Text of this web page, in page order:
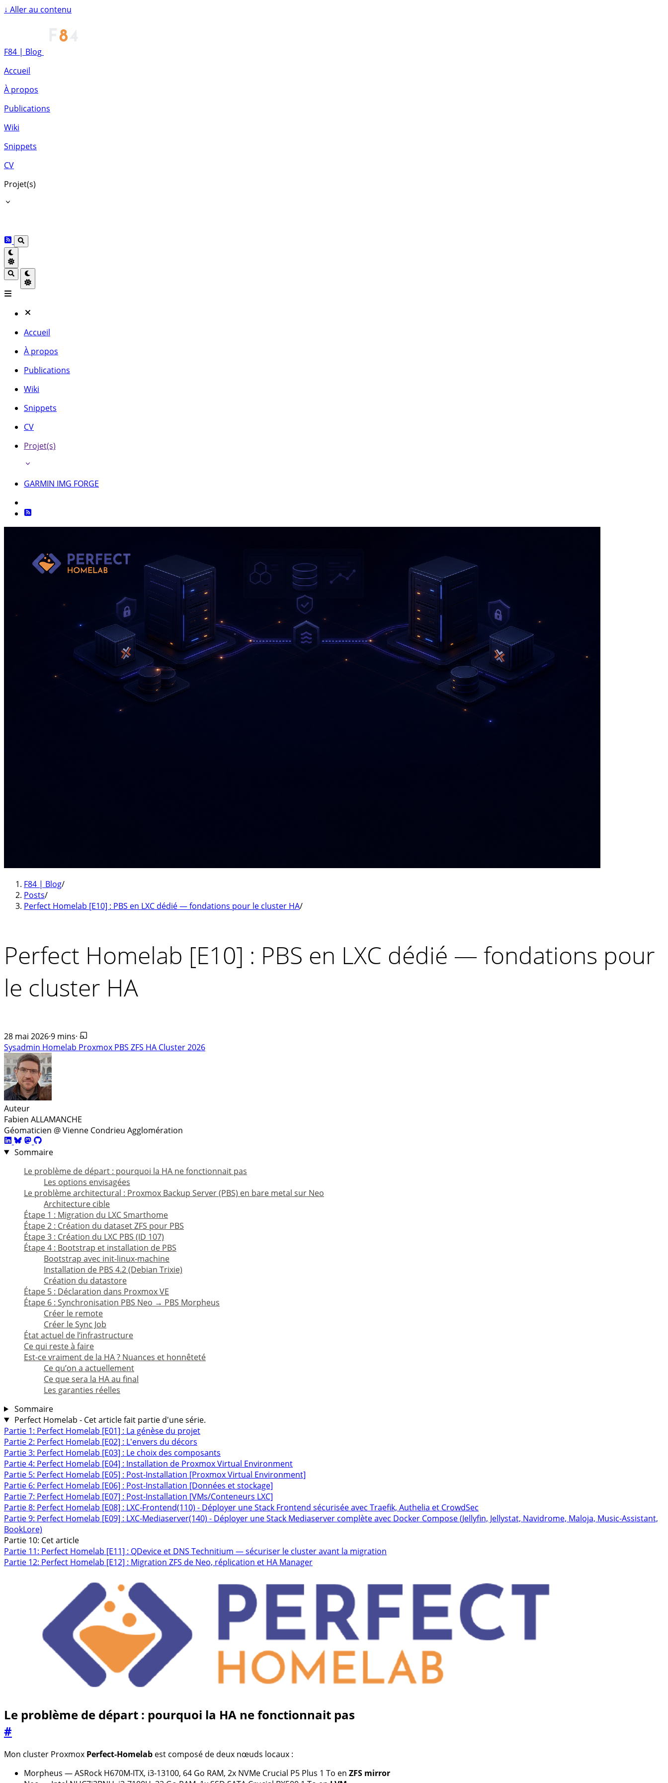
↓ Aller au contenu
F84 | Blog
Accueil
À propos
Publications
Wiki
Snippets
CV
Projet(s)
Accueil
À propos
Publications
Wiki
Snippets
CV
Projet(s)
GARMIN IMG FORGE
F84 | Blog/
Posts/
Perfect Homelab [E10] : PBS en LXC dédié — fondations pour le cluster HA/
Perfect Homelab [E10] : PBS en LXC dédié — fondations pour
le cluster HA
28 mai 2026·9 mins·
Sysadmin Homelab Proxmox PBS ZFS HA Cluster2026
Auteur
Fabien ALLAMANCHE
Géomaticien @ Vienne Condrieu Agglomération
Sommaire
Le problème de départ : pourquoi la HA ne fonctionnait pas
Les options envisagées
Le problème architectural : Proxmox Backup Server (PBS) en bare metal sur Neo
Architecture cible
Étape 1 : Migration du LXC Smarthome
Étape 2 : Création du dataset ZFS pour PBS
Étape 3 : Création du LXC PBS (ID 107)
Étape 4 : Bootstrap et installation de PBS
Bootstrap avec init-linux-machine
Installation de PBS 4.2 (Debian Trixie)
Création du datastore
Étape 5 : Déclaration dans Proxmox VE
Étape 6 : Synchronisation PBS Neo → PBS Morpheus
Créer le remote
Créer le Sync Job
État actuel de l’infrastructure
Ce qui reste à faire
Est-ce vraiment de la HA ? Nuances et honnêteté
Ce qu’on a actuellement
Ce que sera la HA au final
Les garanties réelles
Sommaire
Perfect Homelab - Cet article fait partie d'une série.
Partie 1: Perfect Homelab [E01] : La génèse du projet
Partie 2: Perfect Homelab [E02] : L'envers du décors
Partie 3: Perfect Homelab [E03] : Le choix des composants
Partie 4: Perfect Homelab [E04] : Installation de Proxmox Virtual Environment
Partie 5: Perfect Homelab [E05] : Post-Installation [Proxmox Virtual Environment]
Partie 6: Perfect Homelab [E06] : Post-Installation [Données et stockage]
Partie 7: Perfect Homelab [E07] : Post-Installation [VMs/Conteneurs LXC]
Partie 8: Perfect Homelab [E08] : LXC-Frontend(110) - Déployer une Stack Frontend sécurisée avec Traefik, Authelia et CrowdSec
Partie 9: Perfect Homelab [E09] : LXC-Mediaserver(140) - Déployer une Stack Mediaserver complète avec Docker Compose (Jellyfin, Jellystat, Navidrome, Maloja, Music-Assistant,
BookLore)
Partie 10: Cet article
Partie 11: Perfect Homelab [E11] : QDevice et DNS Technitium — sécuriser le cluster avant la migration
Partie 12: Perfect Homelab [E12] : Migration ZFS de Neo, réplication et HA Manager
Le problème de départ : pourquoi la HA ne fonctionnait pas
#
Mon cluster Proxmox Perfect-Homelab est composé de deux nœuds locaux :
Morpheus — ASRock H670M-ITX, i3-13100, 64 Go RAM, 2x NVMe Crucial P5 Plus 1 To en ZFS mirror